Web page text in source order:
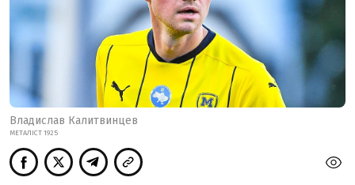
Владислав Калитвинцев
МЕТАЛІСТ 1925